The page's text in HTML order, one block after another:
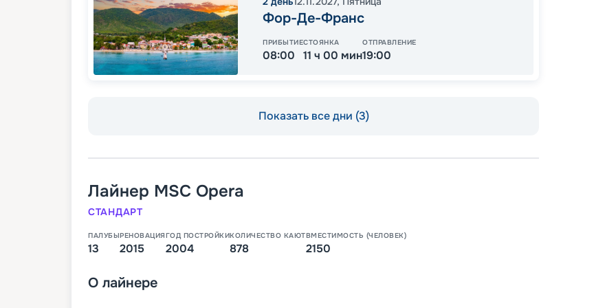
Фор-Де-Франс
ПРИБЫТИЕ
08:00
СТОЯНКА
11 ч 00 мин
ОТПРАВЛЕНИЕ
19:00
Показать все дни (3)
Лайнер MSC Opera
СТАНДАРТ
ПАЛУБЫ
13
РЕНОВАЦИЯ
2015
ГОД ПОСТРОЙКИ
2004
КОЛИЧЕСТВО КАЮТ
878
ВМЕСТИМОСТЬ (ЧЕЛОВЕК)
2150
О лайнере